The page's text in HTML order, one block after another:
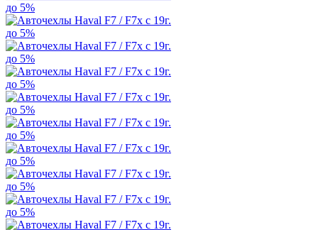
до 5%
до 5%
до 5%
до 5%
до 5%
до 5%
до 5%
до 5%
до 5%